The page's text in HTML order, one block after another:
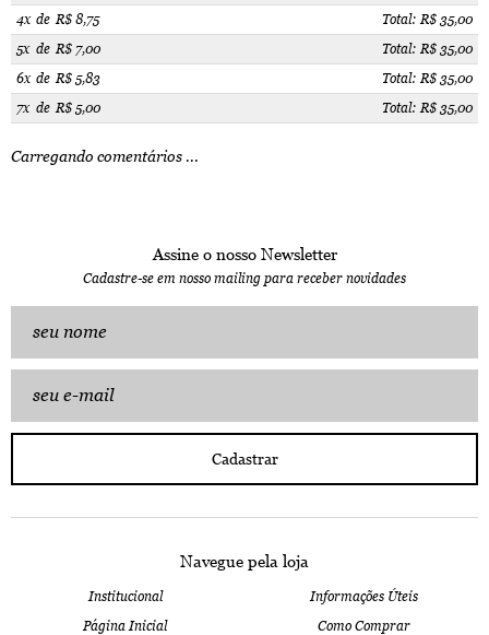
4x de R$ 8,75
Total: R$ 35,00
5x de R$ 7,00
Total: R$ 35,00
6x de R$ 5,83
Total: R$ 35,00
7x de R$ 5,00 Total: R$ 35,00
Carregando comentários ...
Assine o nosso Newsletter
Cadastre-se em nosso mailing para receber novidades
Cadastrar
Navegue pela loja
Institucional
Página Inicial
Informações Úteis
Como Comprar